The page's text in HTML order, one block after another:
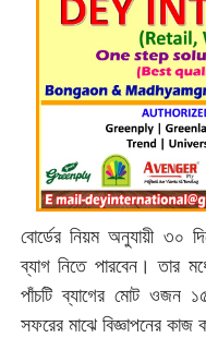
বোর্ডের নিয়ম অনুযায়ী ৩০
ব্যাগ নিতে পারবেন। তার
পাঁচটি ব্যাগের মোট ওজন
সফরের মাঝে বিজ্ঞাপনের কাজ